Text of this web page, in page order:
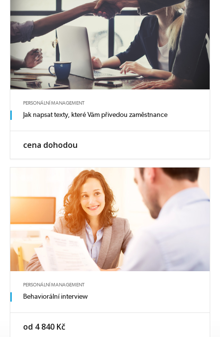
PERSONÁLNÍ MANAGEMENT
Jak napsat texty, které Vám přivedou zaměstnance
cena dohodou
PERSONÁLNÍ MANAGEMENT
Behaviorální interview
od 4 840 Kč